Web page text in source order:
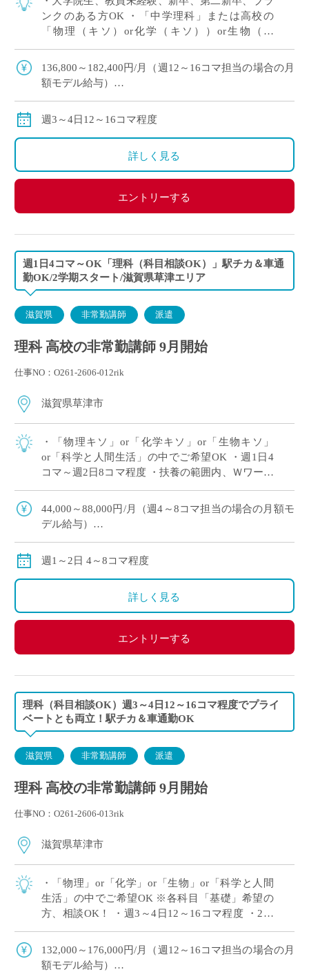
ンクのある方OK ・「中学理科」または高校の
「物理（キソ）or化学（キソ））or生物（キ
週3～4日12～16コマ程度の中で相談OK […]
136,800～182,400円/月（週12～16コマ担当の場合の月
額モデル給与）
※ご勤務スタート時期によって、初月の給与は日割計
週3～4日12～16コマ程度
詳しく見る
エントリーする
週1日4コマ～OK「理科（科目相談OK）」駅チカ＆車通
勤OK/2学期スタート/滋賀県草津エリア
滋賀県 非常勤講師 派遣
理科 高校の非常勤講師 9月開始
仕事NO：O261-2606-012rik
滋賀県草津市
・「物理キソ」or「化学キソ」or「生物キソ」
or「科学と人間生活」の中でご希望OK ・週1日4
コマ～週2日8コマ程度 ・扶養の範囲内、Ｗワーク
高等学校にて、理科の非常勤講師 […]
44,000～88,000円/月（週4～8コマ担当の場合の月額モ
デル給与）
算になります。
週1～2日 4～8コマ程度
詳しく見る
エントリーする
理科（科目相談OK）週3～4日12～16コマ程度でプライ
ベートとも両立！駅チカ＆車通勤OK
滋賀県 非常勤講師 派遣
理科 高校の非常勤講師 9月開始
仕事NO：O261-2606-013rik
滋賀県草津市
・「物理」or「化学」or「生物」or「科学と人間
生活」の中でご希望OK ※各科目「基礎」希望の
方、相談OK！ ・週3～4日12～16コマ程度 ・2学
学校にて、理科の非常勤講 […]
132,000～176,000円/月（週12～16コマ担当の場合の月
額モデル給与）